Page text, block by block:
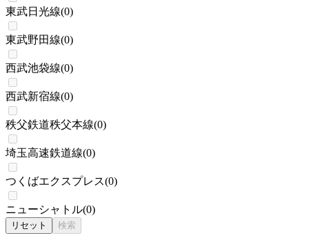
東武日光線(0)
東武野田線(0)
西武池袋線(0)
西武新宿線(0)
秩父鉄道秩父本線(0)
埼玉高速鉄道線(0)
つくばエクスプレス(0)
ニューシャトル(0)
リセット 検索